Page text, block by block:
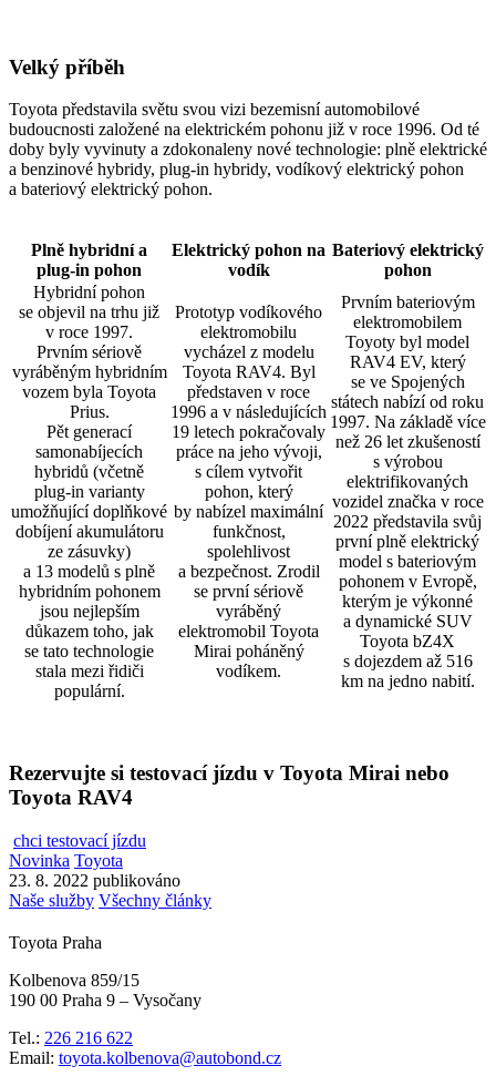
Velký příběh
Toyota představila světu svou vizi bezemisní automobilové
budoucnosti založené na elektrickém pohonu již v roce 1996. Od té
doby byly vyvinuty a zdokonaleny nové technologie: plně elektrické
a benzinové hybridy, plug‑in hybridy, vodíkový elektrický pohon
a bateriový elektrický pohon.
Plně hybridní a
plug-in pohon
Elektrický pohon na
vodík
Bateriový elektrický
pohon
Hybridní pohon
se objevil na trhu již
v roce 1997.
Prvním sériově
vyráběným hybridním
vozem byla Toyota
Prius.
Pět generací
samonabíjecích
hybridů (včetně
plug‑in varianty
umožňující doplňkové
dobíjení akumulátoru
ze zásuvky)
a 13 modelů s plně
hybridním pohonem
jsou nejlepším
důkazem toho, jak
se tato technologie
stala mezi řidiči
populární.
Prototyp vodíkového
elektromobilu
vycházel z modelu
Toyota RAV4. Byl
představen v roce
1996 a v následujících
19 letech pokračovaly
práce na jeho vývoji,
s cílem vytvořit
pohon, který
by nabízel maximální
funkčnost,
spolehlivost
a bezpečnost. Zrodil
se první sériově
vyráběný
elektromobil Toyota
Mirai poháněný
vodíkem.
Prvním bateriovým
elektromobilem
Toyoty byl model
RAV4 EV, který
se ve Spojených
státech nabízí od roku
1997. Na základě více
než 26 let zkušeností
s výrobou
elektrifikovaných
vozidel značka v roce
2022 představila svůj
první plně elektrický
model s bateriovým
pohonem v Evropě,
kterým je výkonné
a dynamické SUV
Toyota bZ4X
s dojezdem až 516
km na jedno nabití.
Rezervujte si testovací jízdu v Toyota Mirai nebo
Toyota RAV4
chci testovací jízdu
Novinka Toyota
23. 8. 2022 publikováno
Naše služby Všechny články
Toyota Praha
Kolbenova 859/15
190 00 Praha 9 – Vysočany
Tel.: 226 216 622
Email: toyota.kolbenova@autobond.cz